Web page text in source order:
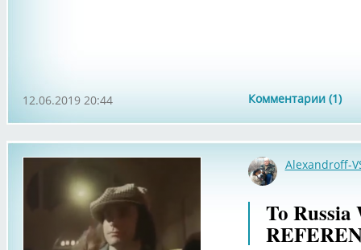
Комментарии (1)
12.06.2019 20:44
Alexandroff-
To